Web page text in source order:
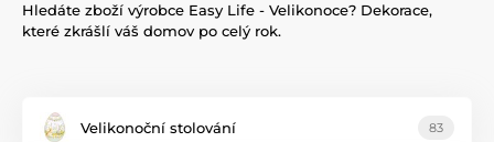
Hledáte zboží výrobce Easy Life - Velikonoce? Dekorace,
které zkrášlí váš domov po celý rok.
Velikonoční stolování 83